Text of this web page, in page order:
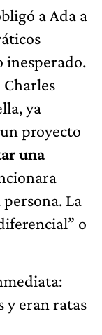
a Ada a
inesperado.
ya
proyecto
una
persona. La
o
y eran ratas